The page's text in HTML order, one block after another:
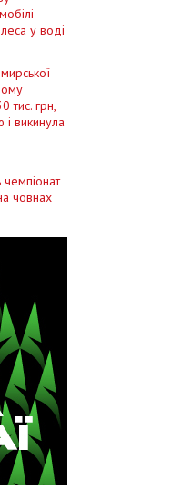
у воді
тис. грн,
і викинула
човнах